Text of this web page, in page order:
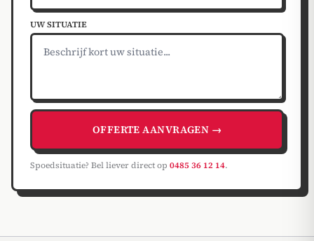
UW SITUATIE
OFFERTE AANVRAGEN →
Spoedsituatie? Bel liever direct op 0485 36 12 14.